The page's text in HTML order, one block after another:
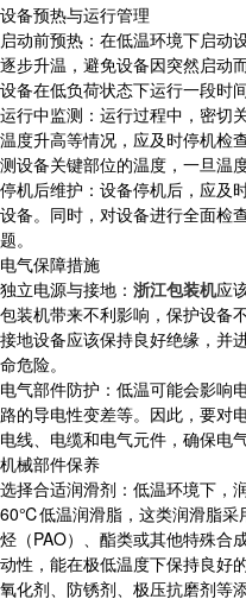
设备预热与运行管理
启动前预热：在低温环境下启动
逐步升温，避免设备因突然启动
设备在低负荷状态下运行一段时
运行中监测：运行过程中，密切
温度升高等情况，应及时停机检
测设备关键部位的温度，一旦温
停机后维护：设备停机后，应及
设备。同时，对设备进行全面检
题。
电气保障措施
独立电源与接地： 浙江包装机应
包装机带来不利影响，保护设备
接地设备应该保持良好绝缘，并
命危险。
电气部件防护：低温可能会影响
路的导电性变差等。因此，要对
电线、电缆和电气元件，确保电
机械部件保养
选择合适润滑剂：低温环境下，
60℃低温润滑脂，这类润滑脂采
烃（PAO）、酯类或其他特殊合
动性，能在极低温度下保持良好
氧化剂、防锈剂、极压抗磨剂等